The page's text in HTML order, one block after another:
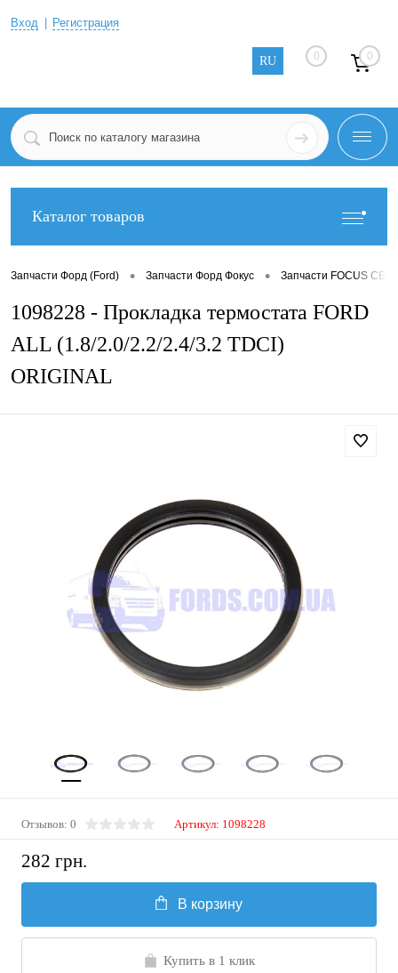
Вход Регистрация
RU 0 0
Каталог товаров
Запчасти Форд (Ford) • Запчасти Форд Фокус • Запчасти FOCUS
1098228 - Прокладка термостата FORD
ALL (1.8/2.0/2.2/2.4/3.2 TDCI)
ORIGINAL
Отзывов: 0 Артикул: 1098228
282 грн.
В корзину
Купить в 1 клик